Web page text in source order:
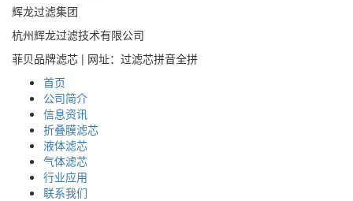
辉龙过滤集团
杭州辉龙过滤技术有限公司
菲贝品牌滤芯 | 网址：过滤芯拼音全拼
首页
公司简介
信息资讯
折叠膜滤芯
液体滤芯
气体滤芯
行业应用
联系我们